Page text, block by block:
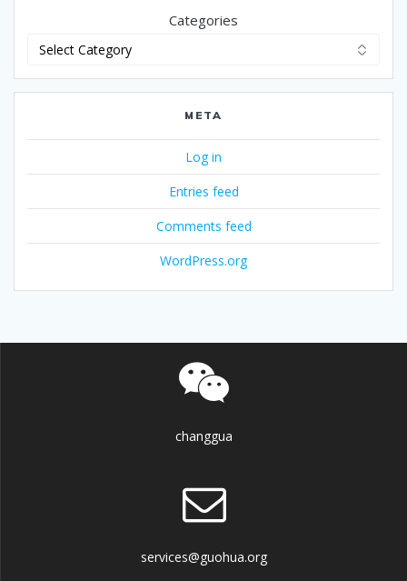
Categories
META
Log in
Entries feed
Comments feed
WordPress.org
changgua
services@guohua.org